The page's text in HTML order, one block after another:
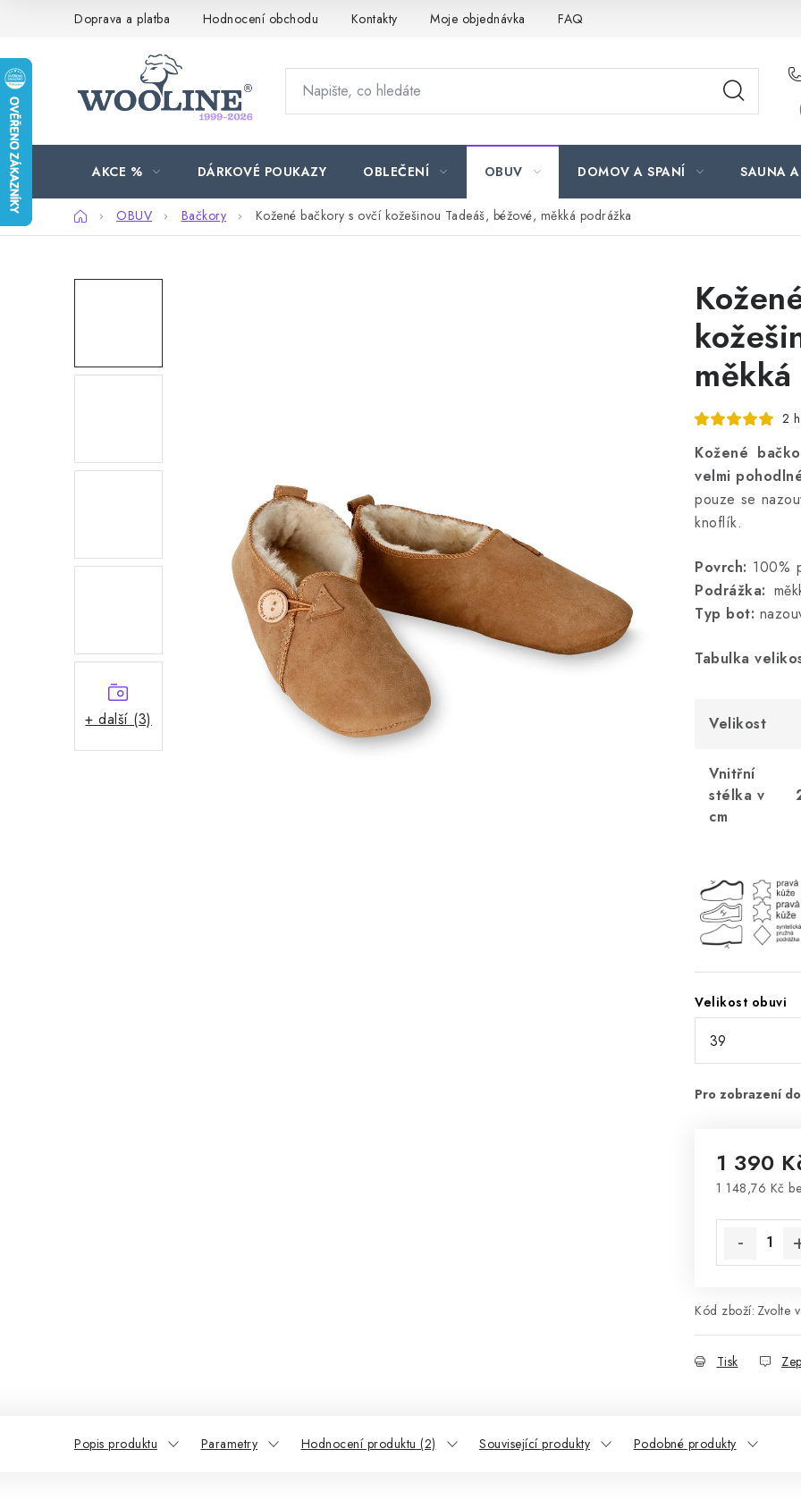
Doprava a platba Hodnocení obchodu Kontakty Moje objednávka FAQ
AKCE % DÁRKOVÉ POUKAZY OBLEČENÍ OBUV DOMOV A SPANÍ SAUNA
DomůOBUV Bačkory Kožené bačkory s ovčí kožešinou Tadeáš, béžové, měkká podrážka
+ další (3)
2
Kožené
velmi
pouze se
knoflík.
Povrch: 100%
Podrážka:
Typ bot:
Tabulka
Velikost
Vnitřní
stélka v
cm
Velikost obuvi
1 390
1 148,76 Kč
Kód zboží: Zvolte
Tisk
Popis produktu Parametry Hodnocení produktu (2) Související produkty Podobné produkty